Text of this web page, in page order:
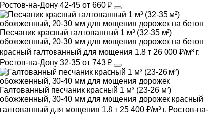
Ростов-на-Дону 42-45 от 660 ₽
Песчаник красный галтованный 1 м³ (32-35 м²)
обожженный, 20-30 мм для мощения дорожек на бетон
красный галтованный для мощения 1.8 т 26 000 ₽/м³ г.
Ростов-на-Дону 32-35 от 743 ₽
Галтованный песчаник красный 1 м³ (23-26 м²)
обожженный, 30-40 мм для мощения дорожек красный
галтованный для мощения 1.8 т 25 400 ₽/м³ г. Ростов-на-